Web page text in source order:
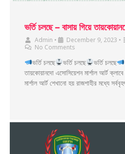
ভর্তি চলছে – বাসায় গিয়ে
Admin • December 9, 2023 •
No Comments
ভর্তি চলছে ভর্তি চলছে ভর্তি চলছে
তায়কোয়ানদো এসোসিয়েশন মার্শাল আর্ট
মার্শাল আর্ট শেখানো হয় রাজশাহীর মধ্যে